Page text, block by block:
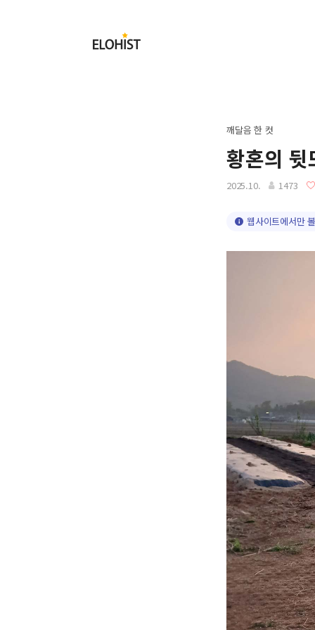
Elohist-
Home
Submit
깨달음 한 컷
황혼의 뒷
2025.10. 1473
웹사이트에서만